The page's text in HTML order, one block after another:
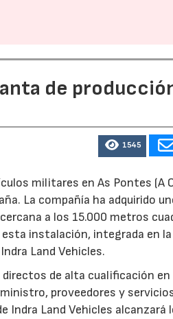
de
1545
militares en As Pontes (A
La compañía ha adquirido
a los 15.000 metros
instalación, integrada en
Land Vehicles.
de alta cualificación
proveedores y
Land Vehicles alcanzará